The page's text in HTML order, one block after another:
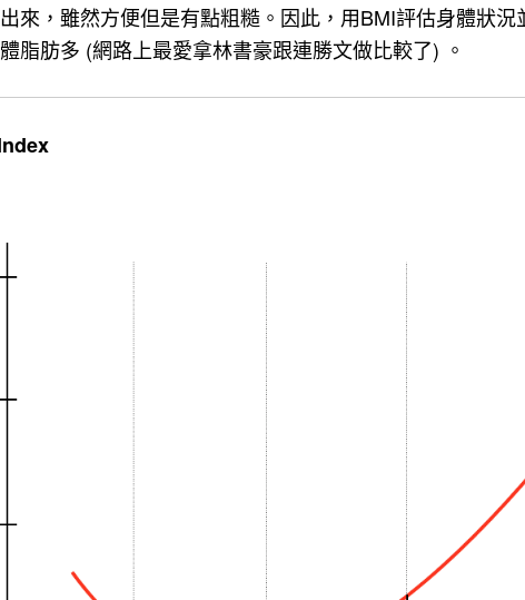
來，雖然方便但是有點粗糙。因此，用BMI評估身體狀
脂肪多 (網路上最愛拿林書豪跟連勝文做比較了) 。